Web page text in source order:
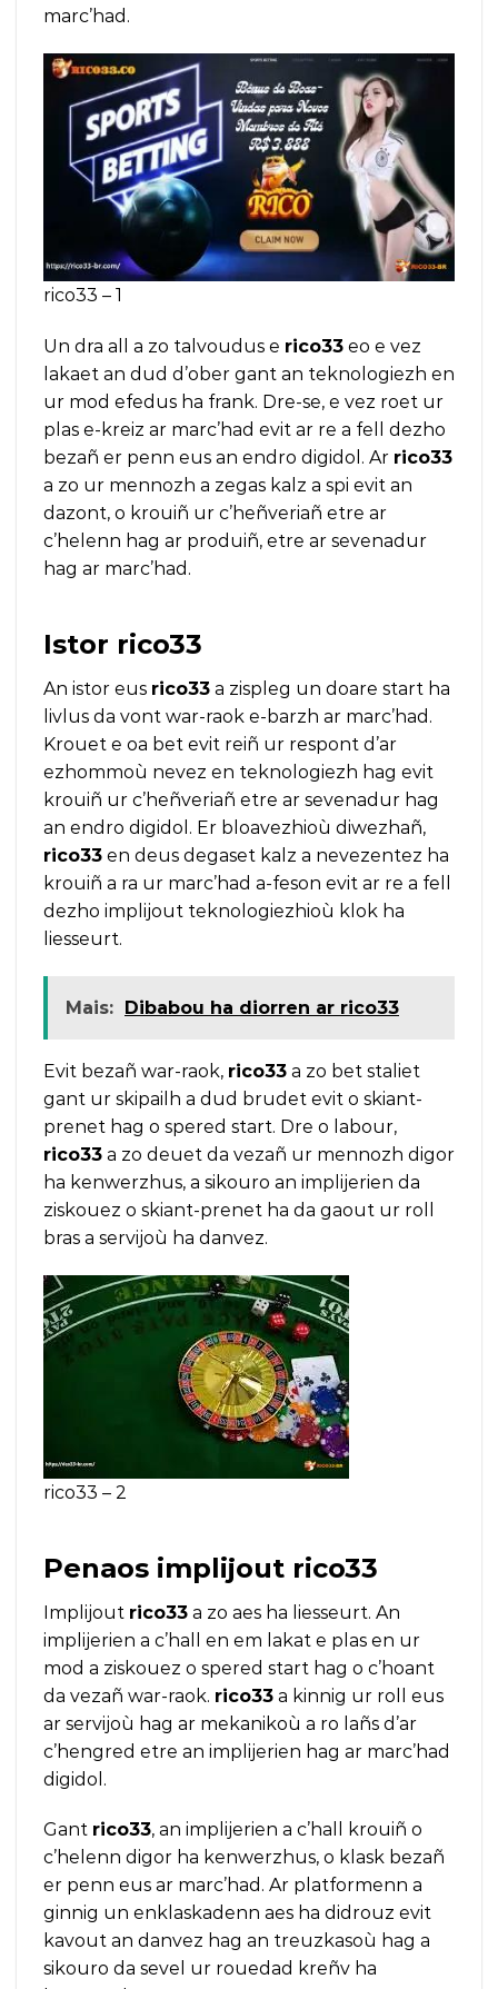
marc’had.
rico33 – 1
Un dra all a zo talvoudus e rico33 eo e vez
lakaet an dud d’ober gant an teknologiezh en
ur mod efedus ha frank. Dre-se, e vez roet ur
plas e-kreiz ar marc’had evit ar re a fell dezho
bezañ er penn eus an endro digidol. Ar rico33
a zo ur mennozh a zegas kalz a spi evit an
dazont, o krouiñ ur c’heñveriañ etre ar
c’helenn hag ar produiñ, etre ar sevenadur
hag ar marc’had.
Istor rico33
An istor eus rico33 a zispleg un doare start ha
livlus da vont war-raok e-barzh ar marc’had.
Krouet e oa bet evit reiñ ur respont d’ar
ezhommoù nevez en teknologiezh hag evit
krouiñ ur c’heñveriañ etre ar sevenadur hag
an endro digidol. Er bloavezhioù diwezhañ,
rico33 en deus degaset kalz a nevezentez ha
krouiñ a ra ur marc’had a-feson evit ar re a fell
dezho implijout teknologiezhioù klok ha
liesseurt.
Mais: Dibabou ha diorren ar rico33
Evit bezañ war-raok, rico33 a zo bet staliet
gant ur skipailh a dud brudet evit o skiant-
prenet hag o spered start. Dre o labour,
rico33 a zo deuet da vezañ ur mennozh digor
ha kenwerzhus, a sikouro an implijerien da
ziskouez o skiant-prenet ha da gaout ur roll
bras a servijoù ha danvez.
rico33 – 2
Penaos implijout rico33
Implijout rico33 a zo aes ha liesseurt. An
implijerien a c’hall en em lakat e plas en ur
mod a ziskouez o spered start hag o c’hoant
da vezañ war-raok. rico33 a kinnig ur roll eus
ar servijoù hag ar mekanikoù a ro lañs d’ar
c’hengred etre an implijerien hag ar marc’had
digidol.
Gant rico33, an implijerien a c’hall krouiñ o
c’helenn digor ha kenwerzhus, o klask bezañ
er penn eus ar marc’had. Ar platformenn a
ginnig un enklaskadenn aes ha didrouz evit
kavout an danvez hag an treuzkasoù hag a
sikouro da sevel ur rouedad kreñv ha